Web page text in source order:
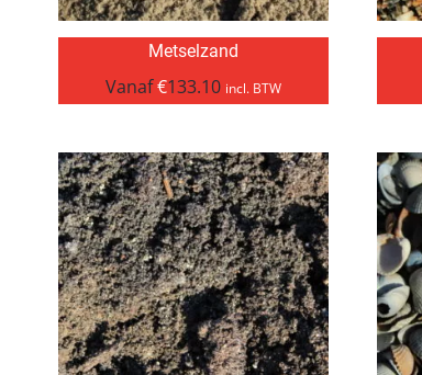
Metselzand
Vanaf€133.10 incl. BTW